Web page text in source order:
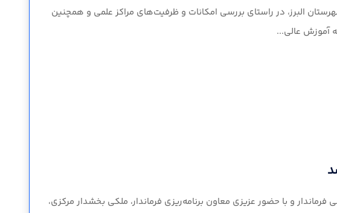
البرز، در راستای بررسی امکانات و ظرفیت‌های مراکز علمی و همچنین
آموزش عالی...
و با حضور عزیزی معاون برنامه‌ریزی فرماندار، ملکی بخشدار مرکزی،